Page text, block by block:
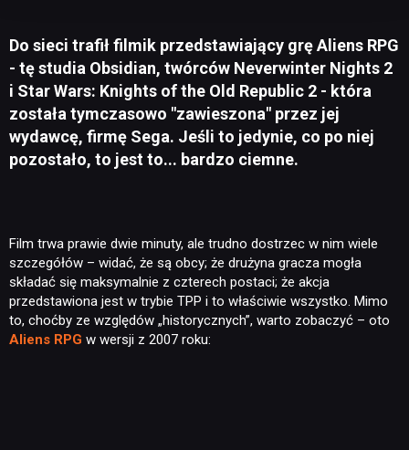
Do sieci trafił filmik przedstawiający grę Aliens RPG
- tę studia Obsidian, twórców Neverwinter Nights 2
i Star Wars: Knights of the Old Republic 2 - która
została tymczasowo "zawieszona" przez jej
wydawcę, firmę Sega. Jeśli to jedynie, co po niej
pozostało, to jest to... bardzo ciemne.
Film trwa prawie dwie minuty, ale trudno dostrzec w nim wiele
szczegółów – widać, że są obcy; że drużyna gracza mogła
składać się maksymalnie z czterech postaci; że akcja
przedstawiona jest w trybie TPP i to właściwie wszystko. Mimo
to, choćby ze względów „historycznych”, warto zobaczyć – oto
Aliens RPG w wersji z 2007 roku: